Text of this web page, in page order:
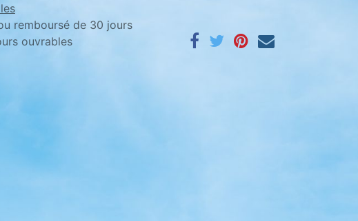
remboursé de 30 jours
ouvrables